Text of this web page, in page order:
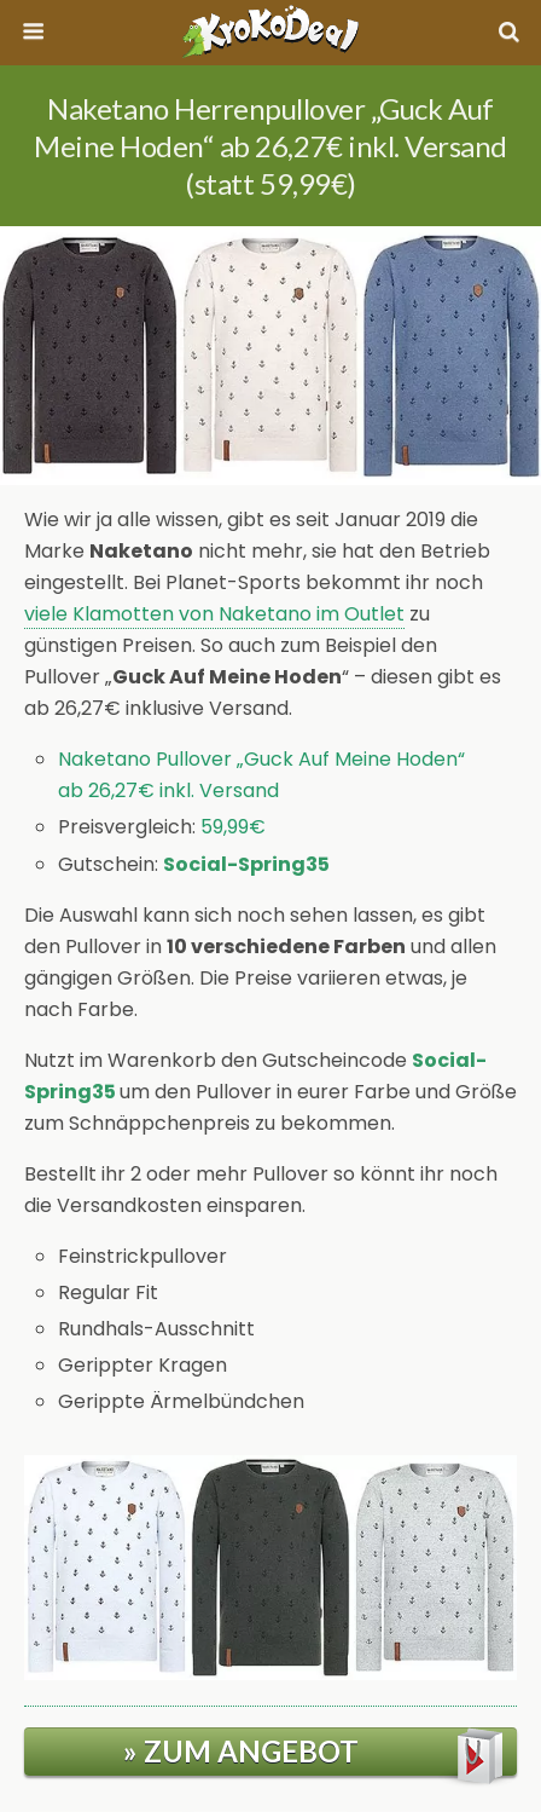
Naketano Herrenpullover „Guck Auf
Meine Hoden“ ab 26,27€ inkl. Versand
(statt 59,99€)
Wie wir ja alle wissen, gibt es seit Januar 2019 die
Marke Naketano nicht mehr, sie hat den Betrieb
eingestellt. Bei Planet-Sports bekommt ihr noch
viele Klamotten von Naketano im Outlet zu
günstigen Preisen. So auch zum Beispiel den
Pullover „Guck Auf Meine Hoden“ – diesen gibt es
ab 26,27€ inklusive Versand.
Naketano Pullover „Guck Auf Meine Hoden“
ab 26,27€ inkl. Versand
Preisvergleich: 59,99€
Gutschein: Social-Spring35
Die Auswahl kann sich noch sehen lassen, es gibt
den Pullover in10 verschiedene Farben und allen
gängigen Größen. Die Preise variieren etwas, je
nach Farbe.
Nutzt im Warenkorb den Gutscheincode Social-
Spring35um den Pullover in eurer Farbe und Größe
zum Schnäppchenpreis zu bekommen.
Bestellt ihr 2 oder mehr Pullover so könnt ihr noch
die Versandkosten einsparen.
Feinstrickpullover
Regular Fit
Rundhals-Ausschnitt
Gerippter Kragen
Gerippte Ärmelbündchen
» ZUM ANGEBOT